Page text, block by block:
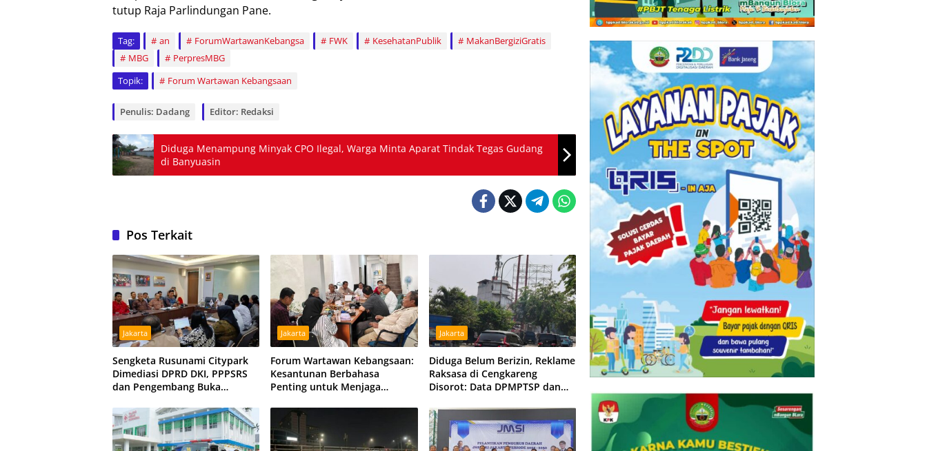
tutup Raja Parlindungan Pane.
Tag: an ForumWartawanKebangsa FWK KesehatanPublik
MakanBergiziGratis
MBG
PerpresMBG
Topik:
Forum Wartawan Kebangsaan
Penulis: Dadang Editor: Redaksi
Diduga Menampung Minyak CPO Ilegal, Warga Minta Aparat Tindak Tegas Gudang
di Banyuasin
Pos Terkait
Jakarta
Sengketa Rusunami Citypark
Dimediasi DPRD DKI, PPPSRS
dan Pengembang Buka
Jakarta
Forum Wartawan Kebangsaan:
Kesantunan Berbahasa
Penting untuk Menjaga
Jakarta
Diduga Belum Berizin, Reklame
Raksasa di Cengkareng
Disorot: Data DPMPTSP dan